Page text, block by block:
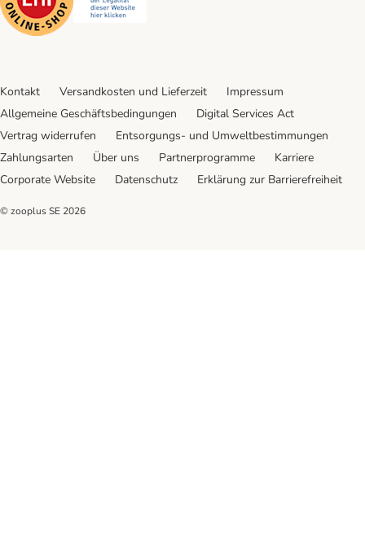
Kontakt Versandkosten und Lieferzeit
Impressum
Allgemeine Geschäftsbedingungen
Digital Services Act
Vertrag widerrufen
Entsorgungs- und Umweltbestimmungen
Zahlungsarten
Über uns Partnerprogramme
Karriere
Corporate Website
Datenschutz Erklärung zur Barrierefreiheit
© zooplus SE 2026